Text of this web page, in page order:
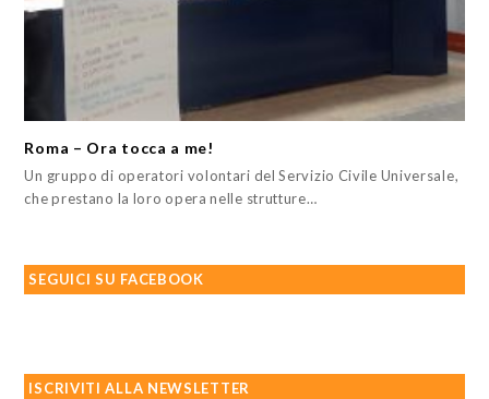
Roma – Ora tocca a me!
Un gruppo di operatori volontari del Servizio Civile Universale,
che prestano la loro opera nelle strutture…
SEGUICI SU FACEBOOK
ISCRIVITI ALLA NEWSLETTER